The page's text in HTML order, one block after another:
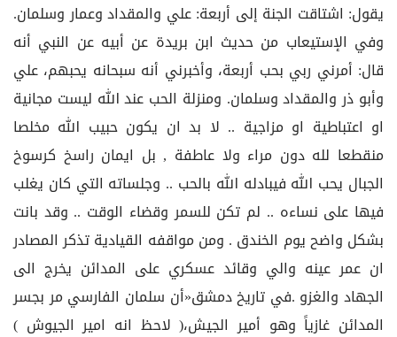
يقول: اشتاقت الجنة إلى أربعة: علي والمقداد وعمار وسلمان.
وفي الإستيعاب من حديث ابن بريدة عن أبيه عن النبي أنه
قال: أمرني ربي بحب أربعة، وأخبرني أنه سبحانه يحبهم، علي
وأبو ذر والمقداد وسلمان. ومنزلة الحب عند الله ليست مجانية
او اعتباطية او مزاجية .. لا بد ان يكون حبيب الله مخلصا
منقطعا لله دون مراء ولا عاطفة , بل ايمان راسخ كرسوخ
الجبال يحب الله فيبادله الله بالحب .. وجلساته التي كان يغلب
فيها على نساءه .. لم تكن للسمر وقضاء الوقت .. وقد بانت
بشكل واضح يوم الخندق . ومن مواقفه القيادية تذكر المصادر
ان عمر عينه والي وقائد عسكري على المدائن يخرج الى
الجهاد والغزو .في تاريخ دمشق«أن سلمان الفارسي مر بجسر
المدائن غازياً وهو أمير الجيش،( لاحظ انه امير الجيوش )